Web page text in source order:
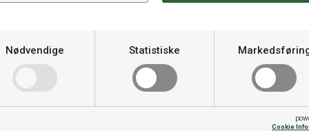
Nødvendige Statistiske
Cookie
Spesifikasjoner
Varemerke